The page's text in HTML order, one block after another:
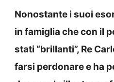
Nonostante i suoi
in famiglia che con il
stati “brillanti”, Re
farsi perdonare e ha